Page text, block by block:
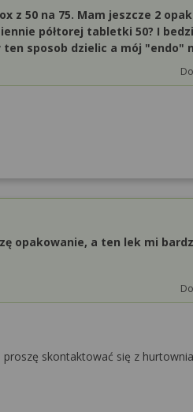
z 50 na 75. Mam jeszcze 2
półtorej tabletki 50? I
sposob dzielic a mój "endo"
opakowanie, a ten lek mi
skontaktować się z